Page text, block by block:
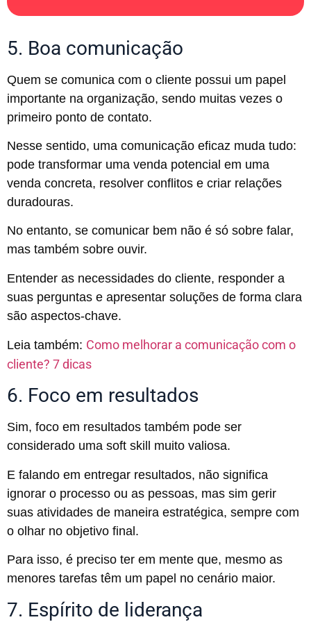
5. Boa comunicação
Quem se comunica com o cliente possui um papel
importante na organização, sendo muitas vezes o
primeiro ponto de contato.
Nesse sentido, uma comunicação eficaz muda tudo:
pode transformar uma venda potencial em uma
venda concreta, resolver conflitos e criar relações
duradouras.
No entanto, se comunicar bem não é só sobre falar,
mas também sobre ouvir.
Entender as necessidades do cliente, responder a
suas perguntas e apresentar soluções de forma clara
são aspectos-chave.
Leia também: Como melhorar a comunicação com o
cliente? 7 dicas
6. Foco em resultados
Sim, foco em resultados também pode ser
considerado uma soft skill muito valiosa.
E falando em entregar resultados, não significa
ignorar o processo ou as pessoas, mas sim gerir
suas atividades de maneira estratégica, sempre com
o olhar no objetivo final.
Para isso, é preciso ter em mente que, mesmo as
menores tarefas têm um papel no cenário maior.
7. Espírito de liderança